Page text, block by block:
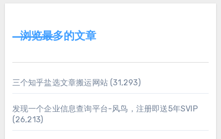
浏览最多的文章
三个知乎盐选文章搬运网站 (31,293)
发现一个企业信息查询平台-风鸟，注册即送5年SVIP
(26,213)